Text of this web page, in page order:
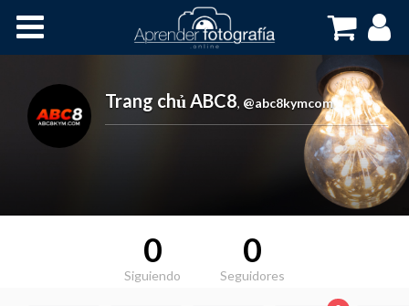
Cursos OnLine
Trang chủ ABC8, @abc8kymcom
0
Siguiendo
0
Seguidores